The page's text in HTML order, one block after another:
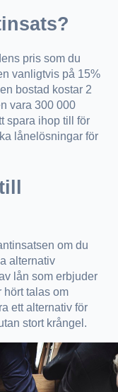
pris som du
vanligtvis på 15%
bostad kostar 2
vara 300 000
spara ihop till för
lånelösningar för
om du
alternativ
lån som erbjuder
hört talas om
ett alternativ för
stort krångel.